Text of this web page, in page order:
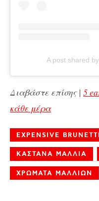
A post shared
Διαβάστε επίσης | 5
κάθε μέρα
EXPENSIVE
ΚΑΣΤΑΝΑ ΜΑΛΛΙΑ
ΧΡΩΜΑΤΑ ΜΑΛΛΙΩΝ